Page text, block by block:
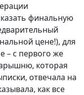
финальную
цене!), для
– с первого же
которая
отвечала на
как все